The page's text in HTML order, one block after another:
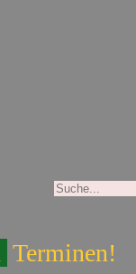
Terminen!